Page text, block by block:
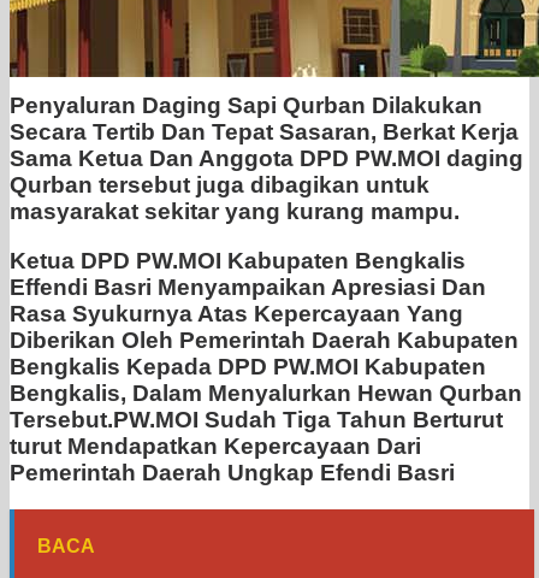
Penyaluran Daging Sapi Qurban Dilakukan
Secara Tertib Dan Tepat Sasaran, Berkat Kerja
Sama Ketua Dan Anggota DPD PW.MOI daging
Qurban tersebut juga dibagikan untuk
masyarakat sekitar yang kurang mampu.
Ketua DPD PW.MOI Kabupaten Bengkalis
Effendi Basri Menyampaikan Apresiasi Dan
Rasa Syukurnya Atas Kepercayaan Yang
Diberikan Oleh Pemerintah Daerah Kabupaten
Bengkalis Kepada DPD PW.MOI Kabupaten
Bengkalis, Dalam Menyalurkan Hewan Qurban
Tersebut.PW.MOI Sudah Tiga Tahun Berturut
turut Mendapatkan Kepercayaan Dari
Pemerintah Daerah Ungkap Efendi Basri
BACA